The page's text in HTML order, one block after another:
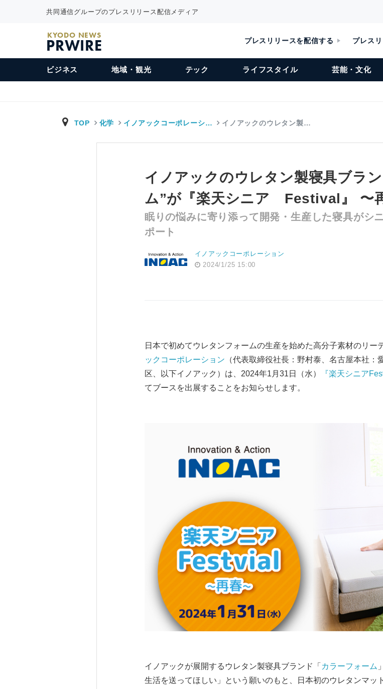
共同通信グループのプレスリリース配信メディア
KYODO NEWS
PRWIRE プレスリリースを配信する プレス
ビジネス 地域・観光 テック ライフスタイル 芸能・文化
TOP 化学 イノアックコーポレーシ… イノアックのウレタン製…
イノアックのウレタン製寝具ブラ
ム”が『楽天シニア Festival』 〜
眠りの悩みに寄り添って開発・生産した寝具がシ
ポート
イノアックコーポレーション
2024/1/25 15:00
日本で初めてウレタンフォームの生産を始めた高分子素材のリー
ックコーポレーション （代表取締役社長：野村泰、名古屋本社：
区、以下イノアック）は、2024年1月31日（水）
『楽天シニア
てブースを出展することをお知らせします。
イノアックが展開するウレタン製寝具ブランド「 カラーフォーム
生活を送ってほしい」という願いのもと、日本初のウレタンマッ